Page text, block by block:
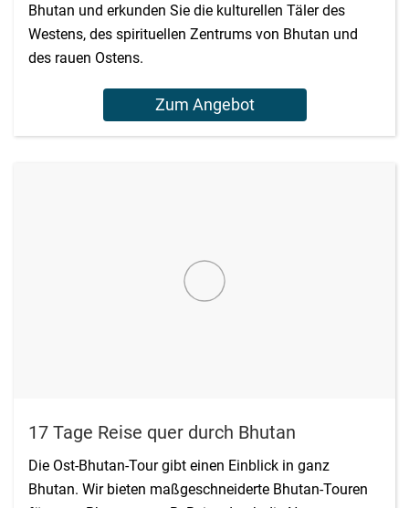
Bhutan und erkunden Sie die kulturellen Täler des
Westens, des spirituellen Zentrums von Bhutan und
des rauen Ostens.
Zum Angebot
17 Tage Reise quer durch Bhutan
Die Ost-Bhutan-Tour gibt einen Einblick in ganz
Bhutan. Wir bieten maßgeschneiderte Bhutan-Touren